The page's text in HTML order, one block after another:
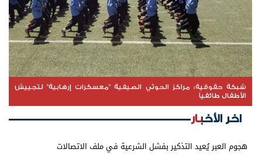
شبكة حقوقية: مراكز الحوثي الصيفية "معسكرات إرهابية" لتجييش
الأطفال طائفياً
اخر الأخبار
هجوم العبر يُعيد التذكير بفشل الشرعية في ملف الاتصالات